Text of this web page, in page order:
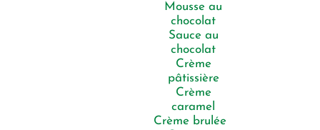
Mousse au
chocolat
Sauce au
chocolat
Crème
pâtissière
Crème
caramel
Crème brulée